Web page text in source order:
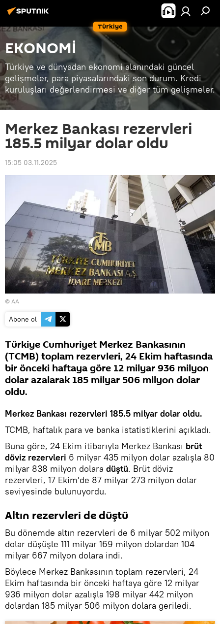
Türkiye
EKONOMİ
Türkiye ve dünyadan ekonomi alanındaki güncel
gelişmeler, para piyasalarındaki son durum. Kredi
kuruluşları değerlendirmesi ve diğer tüm gelişmeler.
Merkez Bankası rezervleri
185.5 milyar dolar oldu
15:05 03.11.2025
© AA
Abone ol
Türkiye Cumhuriyet Merkez Bankasının
(TCMB) toplam rezervleri, 24 Ekim haftasında
bir önceki haftaya göre 12 milyar 936 milyon
dolar azalarak 185 milyar 506 milyon dolar
oldu.
Merkez Bankası rezervleri 185.5 milyar dolar oldu.
TCMB, haftalık para ve banka istatistiklerini açıkladı.
Buna göre, 24 Ekim itibarıyla Merkez Bankası brüt
döviz rezervleri 6 milyar 435 milyon dolar azalışla 80
milyar 838 milyon dolara düştü. Brüt döviz
rezervleri, 17 Ekim'de 87 milyar 273 milyon dolar
seviyesinde bulunuyordu.
Altın rezervleri de düştü
Bu dönemde altın rezervleri de 6 milyar 502 milyon
dolar düşüşle 111 milyar 169 milyon dolardan 104
milyar 667 milyon dolara indi.
Böylece Merkez Bankasının toplam rezervleri, 24
Ekim haftasında bir önceki haftaya göre 12 milyar
936 milyon dolar azalışla 198 milyar 442 milyon
dolardan 185 milyar 506 milyon dolara geriledi.